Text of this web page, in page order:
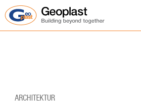
ARCHITEKTUR